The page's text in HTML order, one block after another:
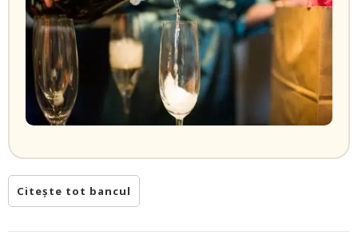
Citește tot bancul